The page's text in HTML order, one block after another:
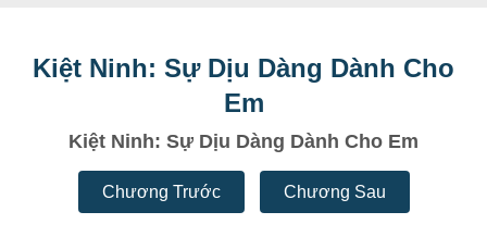
Kiệt Ninh: Sự Dịu Dàng Dành Cho
Em
Kiệt Ninh: Sự Dịu Dàng Dành Cho Em
Chương Trước Chương Sau